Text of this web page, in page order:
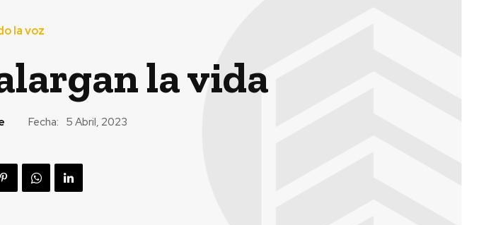
la voz
la vida
Fecha: 5 Abril, 2023